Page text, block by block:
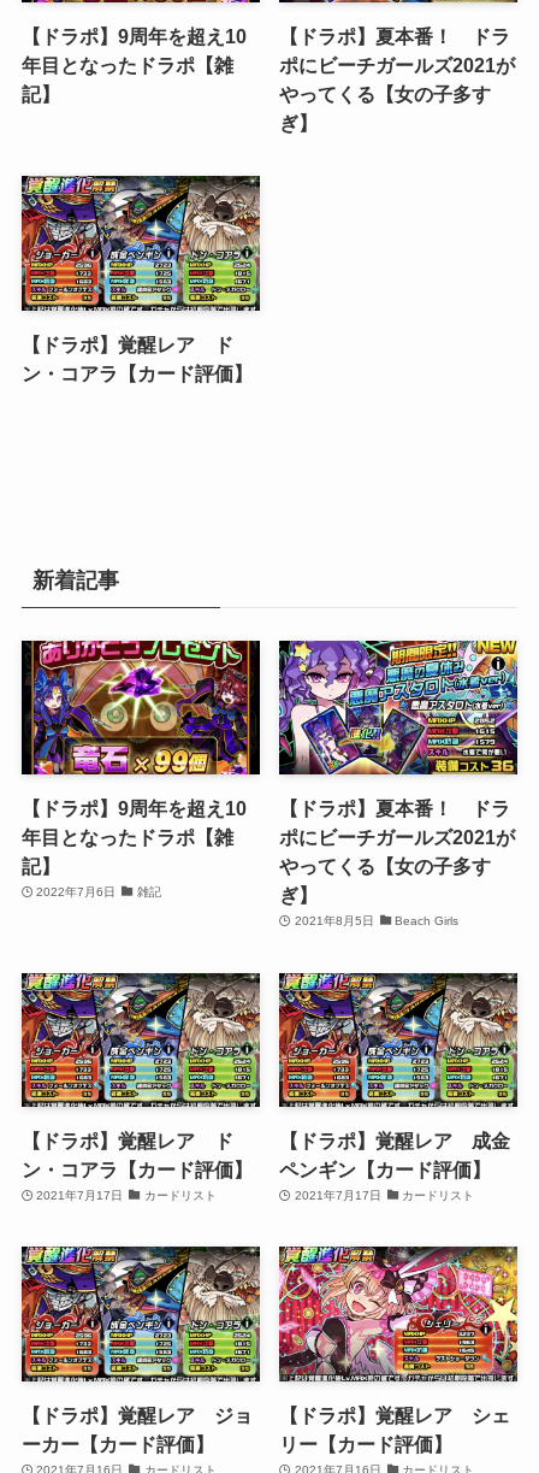
【ドラポ】9周年を超え10
年目となったドラポ【雑
記】
【ドラポ】夏本番！ ドラ
ポにビーチガールズ2021が
やってくる【女の子多す
ぎ】
【ドラポ】覚醒レア ド
ン・コアラ【カード評価】
新着記事
【ドラポ】9周年を超え10
年目となったドラポ【雑
記】
2022年7月6日 雑記
【ドラポ】夏本番！ ドラ
ポにビーチガールズ2021が
やってくる【女の子多す
ぎ】
2021年8月5日 Beach Girls
【ドラポ】覚醒レア ド
ン・コアラ【カード評価】
2021年7月17日 カードリスト
【ドラポ】覚醒レア 成金
ペンギン【カード評価】
2021年7月17日 カードリスト
【ドラポ】覚醒レア ジョ
ーカー【カード評価】
2021年7月16日 カードリスト
【ドラポ】覚醒レア シェ
リー【カード評価】
2021年7月16日 カードリスト